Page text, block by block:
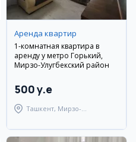
Аренда квартир
1-комнатная квартира в
аренду у метро Горький,
Мирзо-Улугбекский район
500 y.e
Ташкент, Мирзо-